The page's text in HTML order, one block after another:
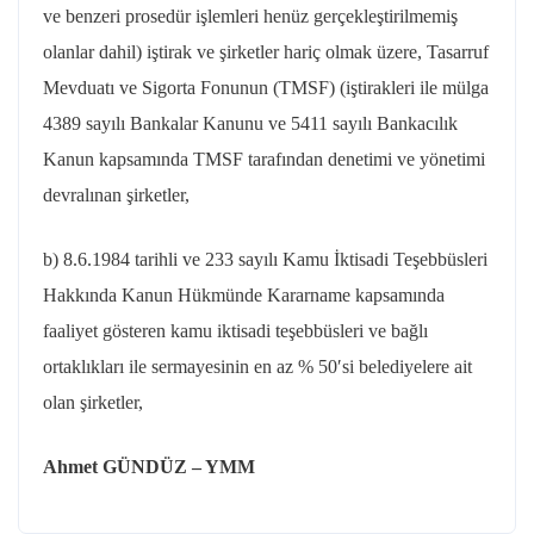
ve benzeri prosedür işlemleri henüz gerçekleştirilmemiş
olanlar dahil) iştirak ve şirketler hariç olmak üzere, Tasarruf
Mevduatı ve Sigorta Fonunun (TMSF) (iştirakleri ile mülga
4389 sayılı Bankalar Kanunu ve 5411 sayılı Bankacılık
Kanun kapsamında TMSF tarafından denetimi ve yönetimi
devralınan şirketler,
b) 8.6.1984 tarihli ve 233 sayılı Kamu İktisadi Teşebbüsleri
Hakkında Kanun Hükmünde Kararname kapsamında
faaliyet gösteren kamu iktisadi teşebbüsleri ve bağlı
ortaklıkları ile sermayesinin en az % 50′si belediyelere ait
olan şirketler,
Ahmet GÜNDÜZ – YMM